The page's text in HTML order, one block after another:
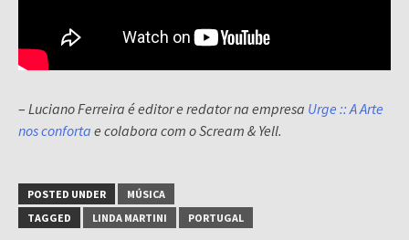
– Luciano Ferreira é editor e redator na empresa Urge :: A Arte
nos conforta e colabora com o Scream & Yell.
POSTED UNDER
MÚSICA
TAGGED
LINDA MARTINI PORTUGAL